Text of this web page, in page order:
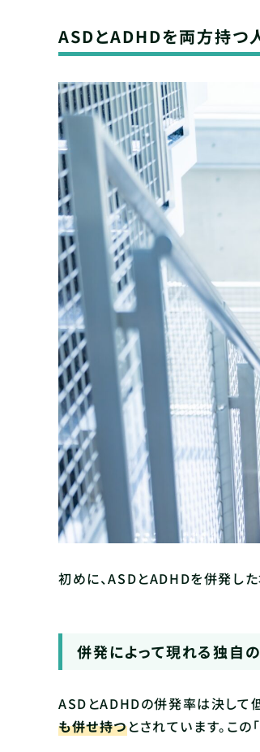
ASDとADHDを両方持つ
初めに、ASDとADHDを併発し
併発によって現れる独自
ASDとADHDの併発率は決して低
も併せ持つとされています。こ